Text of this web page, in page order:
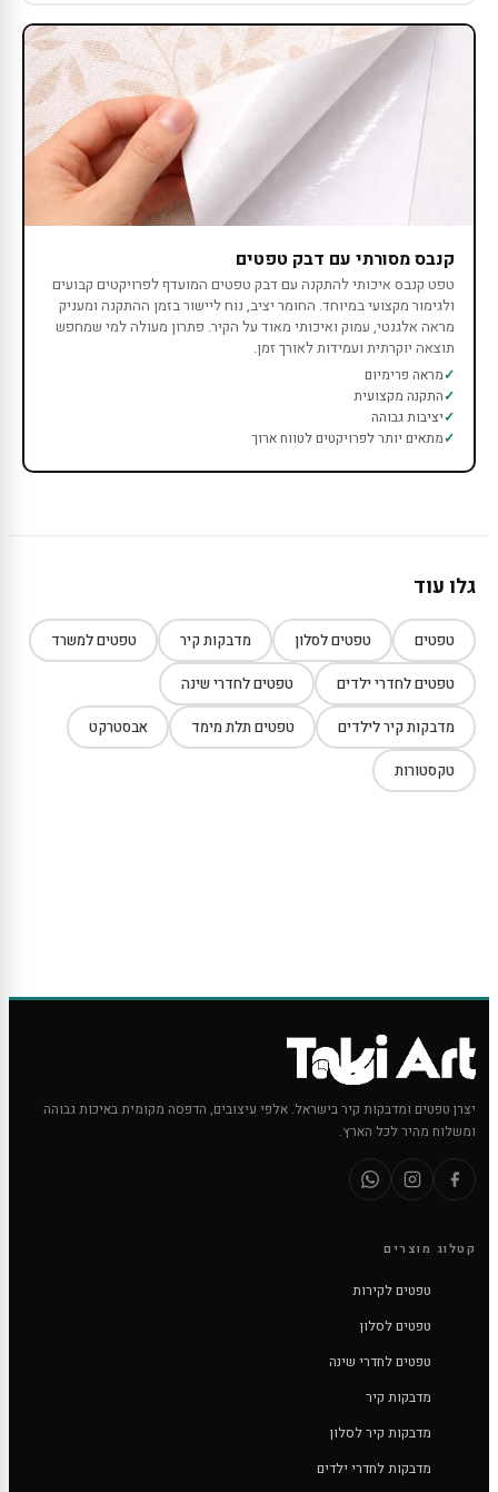
קנבס מסורתי עם דבק טפטים
טפט קנבס איכותי להתקנה עם דבק טפטים המועדף לפרויקטים קבועים
ולגימור מקצועי במיוחד. החומר יציב, נוח ליישור בזמן ההתקנה ומעניק
מראה אלגנטי, עמוק ואיכותי מאוד על הקיר. פתרון מעולה למי שמחפש
תוצאה יוקרתית ועמידות לאורך זמן.
מראה פרימיום
התקנה מקצועית
יציבות גבוהה
מתאים יותר לפרויקטים לטווח ארוך
גלו עוד
טפטים טפטים לסלון מדבקות קיר טפטים למשרד
טפטים לחדרי ילדים טפטים לחדרי שינה
מדבקות קיר לילדים טפטים תלת מימד אבסטרקט
טקסטורות
יצרן טפטים ומדבקות קיר בישראל. אלפי עיצובים, הדפסה מקומית באיכות גבוהה
ומשלוח מהיר לכל הארץ.
קטלוג מוצרים
טפטים לקירות
טפטים לסלון
טפטים לחדרי שינה
מדבקות קיר
מדבקות קיר לסלון
מדבקות לחדרי ילדים